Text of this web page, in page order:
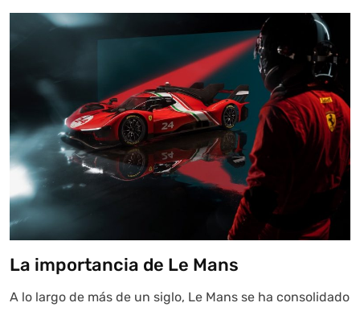
La importancia de Le Mans
A lo largo de más de un siglo, Le Mans se ha consolidado
Estoy aquí para encontrar lo que necesitas. ¿Qué estás
buscando? "Este asistente con IA (OpenAI) ofrece
información referencial que puede contener errores.
Asistente con IA en desarrollo. Autoanalítica optimiza
diariamente su exactitud."